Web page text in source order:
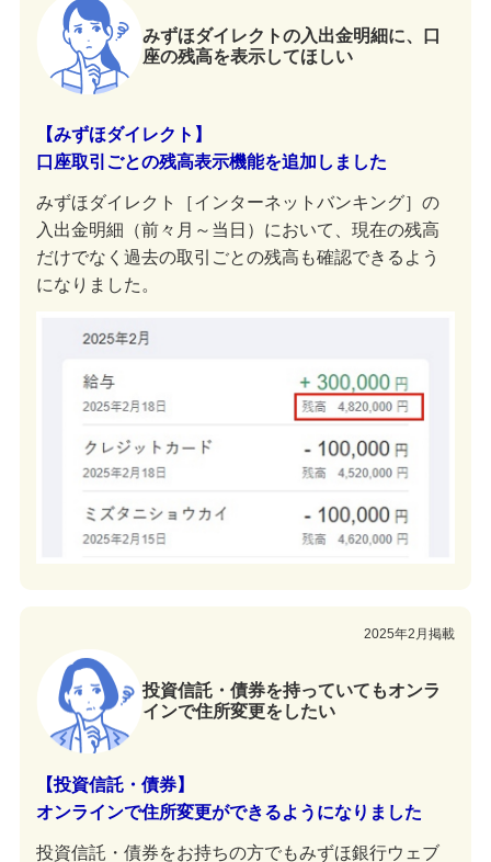
みずほダイレクトの入出金明細に、口
座の残高を表示してほしい
【みずほダイレクト】
口座取引ごとの残高表示機能を追加しました
みずほダイレクト［インターネットバンキング］の
入出金明細（前々月～当日）において、現在の残高
だけでなく過去の取引ごとの残高も確認できるよう
になりました。
2025年2月掲載
投資信託・債券を持っていてもオンラ
インで住所変更をしたい
【投資信託・債券】
オンラインで住所変更ができるようになりました
投資信託・債券をお持ちの方でもみずほ銀行ウェブ